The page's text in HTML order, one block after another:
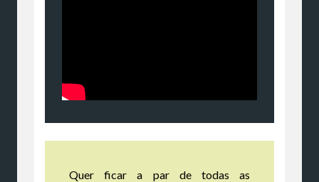
Quer ficar a par de todas as